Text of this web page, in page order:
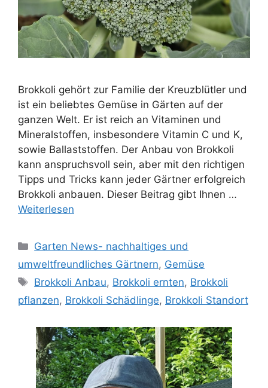
Brokkoli gehört zur Familie der Kreuzblütler und
ist ein beliebtes Gemüse in Gärten auf der
ganzen Welt. Er ist reich an Vitaminen und
Mineralstoffen, insbesondere Vitamin C und K,
sowie Ballaststoffen. Der Anbau von Brokkoli
kann anspruchsvoll sein, aber mit den richtigen
Tipps und Tricks kann jeder Gärtner erfolgreich
Brokkoli anbauen. Dieser Beitrag gibt Ihnen …
Weiterlesen
Kategorien
Garten News- nachhaltiges und
umweltfreundliches Gärtnern, Gemüse
Schlagwörter
Brokkoli Anbau, Brokkoli ernten, Brokkoli
pflanzen, Brokkoli Schädlinge, Brokkoli Standort